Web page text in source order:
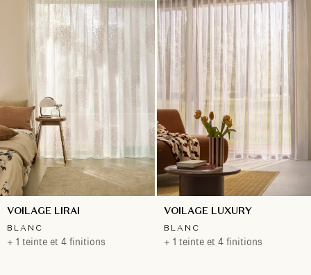
VOILAGE LIRAI
BLANC
+ 1 teinte et 4 finitions
VOILAGE LUXURY
BLANC
+ 1 teinte et 4 finitions